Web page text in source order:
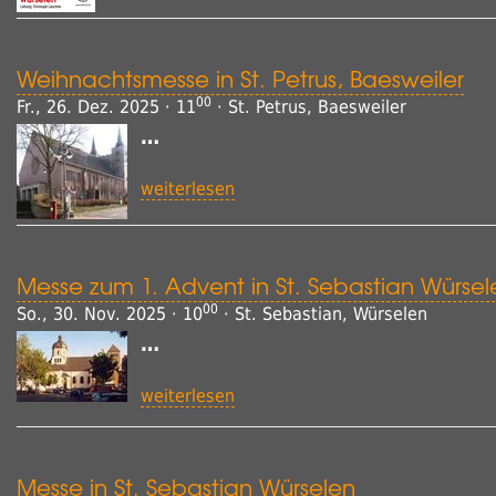
Weihnachtsmesse in St. Petrus, Baesweiler
Fr., 26. Dez. 2025 · 1100 · St. Petrus, Baesweiler
…
weiterlesen
Messe zum 1. Advent in St. Sebastian
So., 30. Nov. 2025 · 1000 · St. Sebastian, Würselen
…
weiterlesen
Messe in St. Sebastian Würselen